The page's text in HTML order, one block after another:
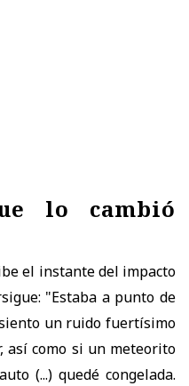
lo cambió
el instante del impacto
"Estaba a punto de
un ruido fuertísimo
así como si un meteorito
(...) quedé congelada.